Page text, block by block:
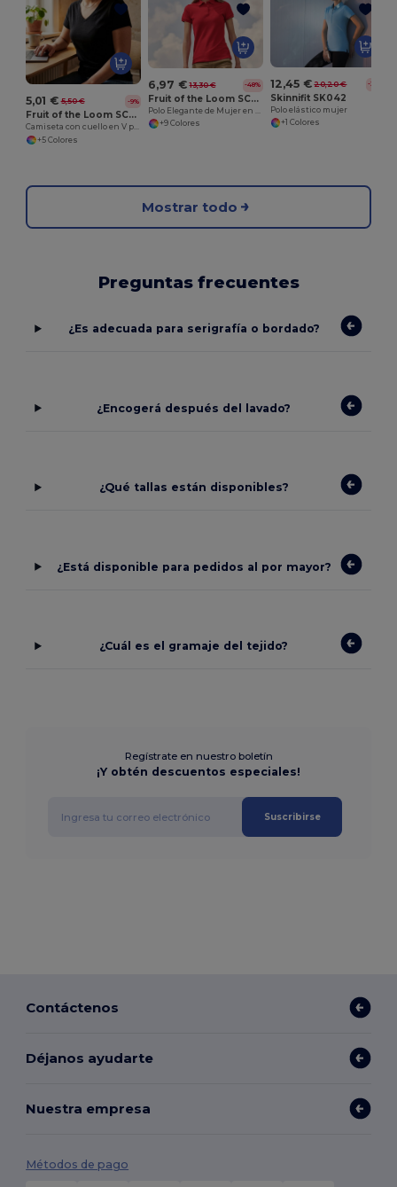
5,01 € 5,50 € -9%
Fruit of the Loom SC601
Camiseta con cuello en V para mujer
+5 Colores
6,97 € 13,30 € -48%
Fruit of the Loom SC281
+9 Colores
12,45 € 20,20 € -38%
Skinnifit SK042
Polo elástico mujer
+1 Colores
Mostrar todo
Preguntas frecuentes
¿Es adecuada para serigrafía o bordado?
¿Encogerá después del lavado?
¿Qué tallas están disponibles?
¿Está disponible para pedidos al por mayor?
¿Cuál es el gramaje del tejido?
Regístrate en nuestro boletín
¡Y obtén descuentos especiales!
Suscribirse
Contáctenos
Déjanos ayudarte
Nuestra empresa
Métodos de pago